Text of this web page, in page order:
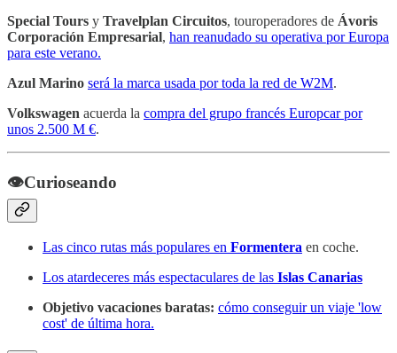
Special Tours y Travelplan Circuitos, touroperadores de Ávoris
Corporación Empresarial, han reanudado su operativa por Europa
para este verano.
Azul Marino será la marca usada por toda la red de W2M.
Volkswagen acuerda la compra del grupo francés Europcar por
unos 2.500 M €.
👁Curioseando
Las cinco rutas más populares en Formentera en coche.
Los atardeceres más espectaculares de las Islas Canarias
Objetivo vacaciones baratas: cómo conseguir un viaje 'low
cost' de última hora.